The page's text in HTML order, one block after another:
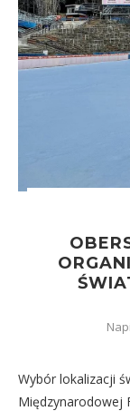
Wybór lokalizacji
Międzynarodowej